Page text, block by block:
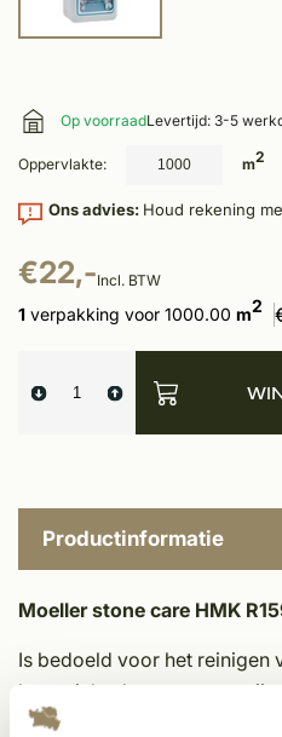
Op voorraadLevertijd: 3-5
Oppervlakte: m2
Ons advies: Houd rekening
€22,-Incl. BTW
1 verpakking voor 1000.00 m2
Productinformatie
Moeller stone care HMK
Is bedoeld voor het reinigen
keramiek, chroom,
oppervlakken van sanitair en